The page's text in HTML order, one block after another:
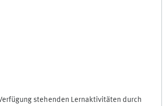
stehenden Lernaktivitäten durch